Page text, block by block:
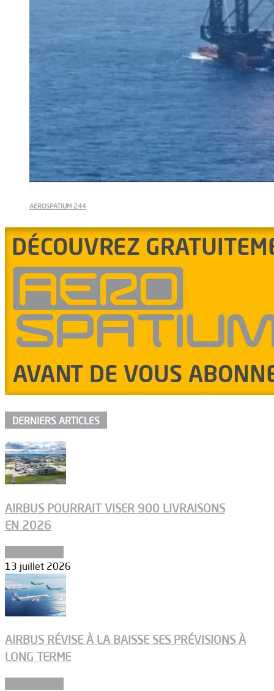
AEROSPATIUM 244
DERNIERS ARTICLES
AIRBUS POURRAIT VISER 900 LIVRAISONS
EN 2026
13 juillet 2026
AIRBUS RÉVISE À LA BAISSE SES PRÉVISIONS À
LONG TERME